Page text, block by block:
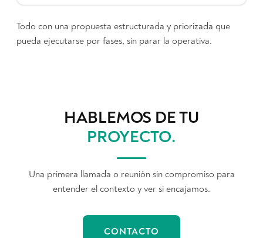
Todo con una propuesta estructurada y priorizada que
pueda ejecutarse por fases, sin parar la operativa.
HABLEMOS DE TU
PROYECTO.
Una primera llamada o reunión sin compromiso para
entender el contexto y ver si encajamos.
CONTACTO